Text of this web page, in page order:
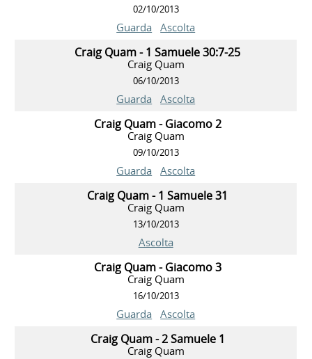
02/10/2013
Guarda Ascolta
Craig Quam - 1 Samuele 30:7-25
Craig Quam
06/10/2013
Guarda Ascolta
Craig Quam - Giacomo 2
Craig Quam
09/10/2013
Guarda Ascolta
Craig Quam - 1 Samuele 31
Craig Quam
13/10/2013
Ascolta
Craig Quam - Giacomo 3
Craig Quam
16/10/2013
Guarda Ascolta
Craig Quam - 2 Samuele 1
Craig Quam